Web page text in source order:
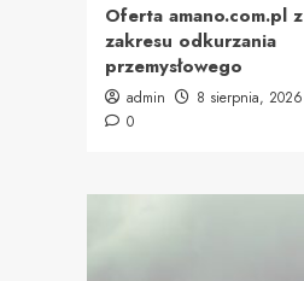
Oferta amano.com.pl z
zakresu odkurzania
przemysłowego
admin
8 sierpnia, 2026
0